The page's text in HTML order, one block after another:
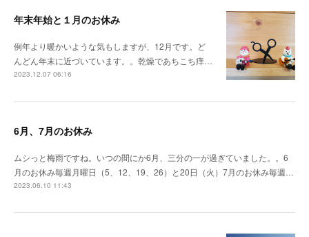
年末年始と１月のお休み
例年より暖かいような気もしますが、12月です。ど
んどん年末に近づいています。。乾燥であちこち痒…
2023.12.07 06:16
6月、7月のお休み
ムシっと梅雨ですね。いつの間にか6月、三分の一が過ぎていました。。6
月のお休み毎週月曜日（5、12、19、26）と20日（火）7月のお休み毎週…
2023.06.10 11:43